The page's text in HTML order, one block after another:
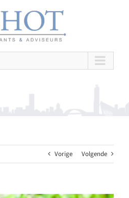
Vorige Volgende